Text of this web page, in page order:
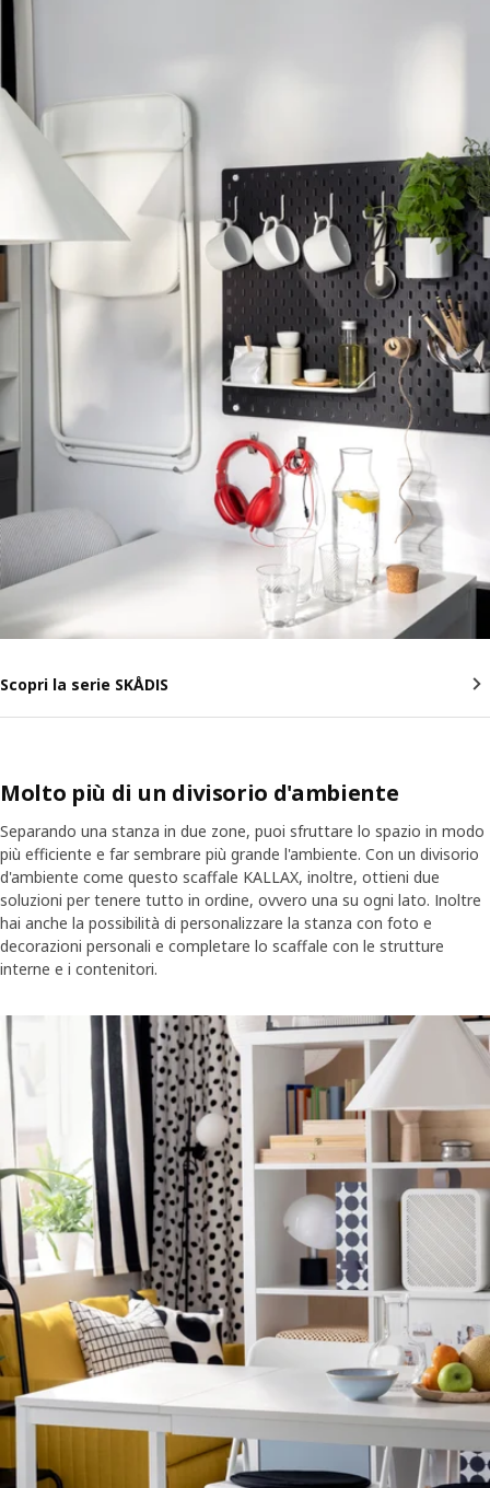
Scopri la serie SKÅDIS
Molto più di un divisorio d'ambiente
Separando una stanza in due zone, puoi sfruttare lo spazio in modo
più efficiente e far sembrare più grande l'ambiente. Con un divisorio
d'ambiente come questo scaffale KALLAX, inoltre, ottieni due
soluzioni per tenere tutto in ordine, ovvero una su ogni lato. Inoltre
hai anche la possibilità di personalizzare la stanza con foto e
decorazioni personali e completare lo scaffale con le strutture
interne e i contenitori.